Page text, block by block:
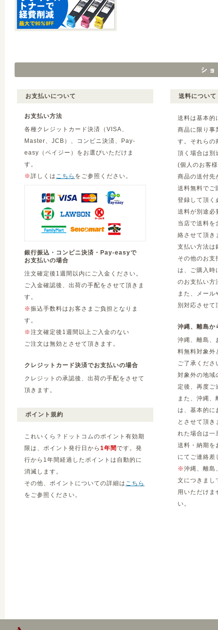
お支払いについて
お支払い方法
各種クレジットカード決済（VISA、
Master、JCB）、コンビニ決済、Pay-
easy（ペイジー）をお選びいただけま
す。
※詳しくは こちら をご参照ください。
銀行振込・コンビニ決済・Pay-easyで
お支払いの場合
注文確定後1週間以内にご入金ください。
ご入金確認後、出荷の手配をさせて頂きま
す。
※振込手数料はお客さまご負担となりま
す。
※注文確定後1週間以上ご入金のない
ご注文は無効とさせて頂きます。
クレジットカード決済でお支払いの場合
クレジットの承認後、出荷の手配をさせて
頂きます。
ポイント規約
これいくら？ドットコムのポイント有効期
限は、ポイント発行日から 1年間です。発
行から1年間経過したポイントは自動的に
消滅します。
その他、ポイントについての詳細は こちら
をご参照ください。
送料について
送料は基本的
商品に限り事
す。それらの
頂く場合は別
(個人のお客
商品の送付先
送料無料でご
登録して頂く
送料が別途必
当店で送料を
絡させて頂き
支払い方法は
その他のお支
は、ご購入時
のお支払い方
また、メー
別対応させて
沖縄、離島か
沖縄、離島、
料無料対象外
ご了承くださ
対象外の地域
定後、再度ご
また、沖縄
は、基本的に
とさせて頂
れた場合は一
送料・納期を
にてご連絡差
※沖縄、離島
文につきまし
用いただけま
い。